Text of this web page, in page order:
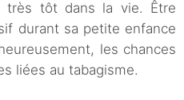
très tôt dans la vie. Être
durant sa petite enfance
les chances
liées au tabagisme.